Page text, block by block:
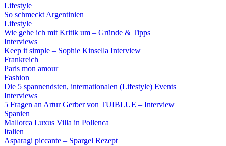
Lifestyle
So schmeckt Argentinien
Lifestyle
Wie gehe ich mit Kritik um – Gründe & Tipps
Interviews
Keep it simple – Sophie Kinsella Interview
Frankreich
Paris mon amour
Fashion
Die 5 spannendsten, internationalen (Lifestyle) Events
Interviews
5 Fragen an Artur Gerber von TUIBLUE – Interview
Spanien
Mallorca Luxus Villa in Pollenca
Italien
Asparagi piccante – Spargel Rezept